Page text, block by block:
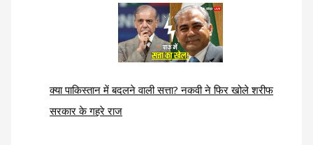
क्या पाकिस्तान में बदलने वाली सत्ता? नकवी ने फिर खोले शरीफ
सरकार के गहरे राज